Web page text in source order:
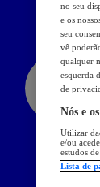
no seu
e os
seu
vê
qualquer
esquerda
de
Nós e
Utilizar
e/ou
estudos
Lista de